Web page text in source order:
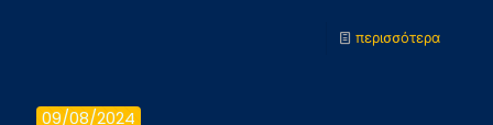
περισσότερα-
09/08/2024